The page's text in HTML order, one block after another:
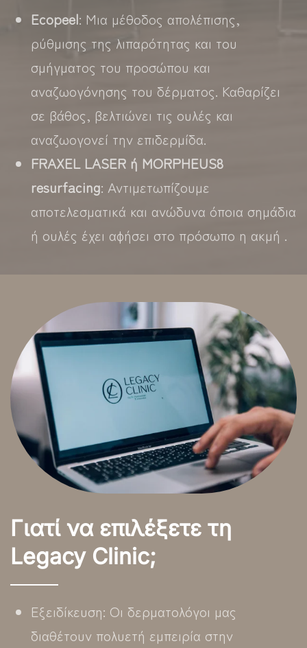
Ecopeel: Μια μέθοδος απολέπισης,
ρύθμισης της λιπαρότητας και του
σμήγματος του προσώπου και
αναζωογόνησης του δέρματος. Καθαρίζει
σε βάθος, βελτιώνει τις ουλές και
αναζωογονεί την επιδερμίδα.
FRAXEL LASER ή MORPHEUS8
resurfacing: Αντιμετωπίζουμε
αποτελεσματικά και ανώδυνα όποια σημάδια
ή ουλές έχει αφήσει στο πρόσωπο η ακμή .
Γιατί να επιλέξετε τη
Legacy Clinic;
Εξειδίκευση: Οι δερματολόγοι μας
διαθέτουν πολυετή εμπειρία στην